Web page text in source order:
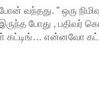
வந்தது. ” ஒரு
போது , பதிவர்
கட்டிங்… என்னவோ